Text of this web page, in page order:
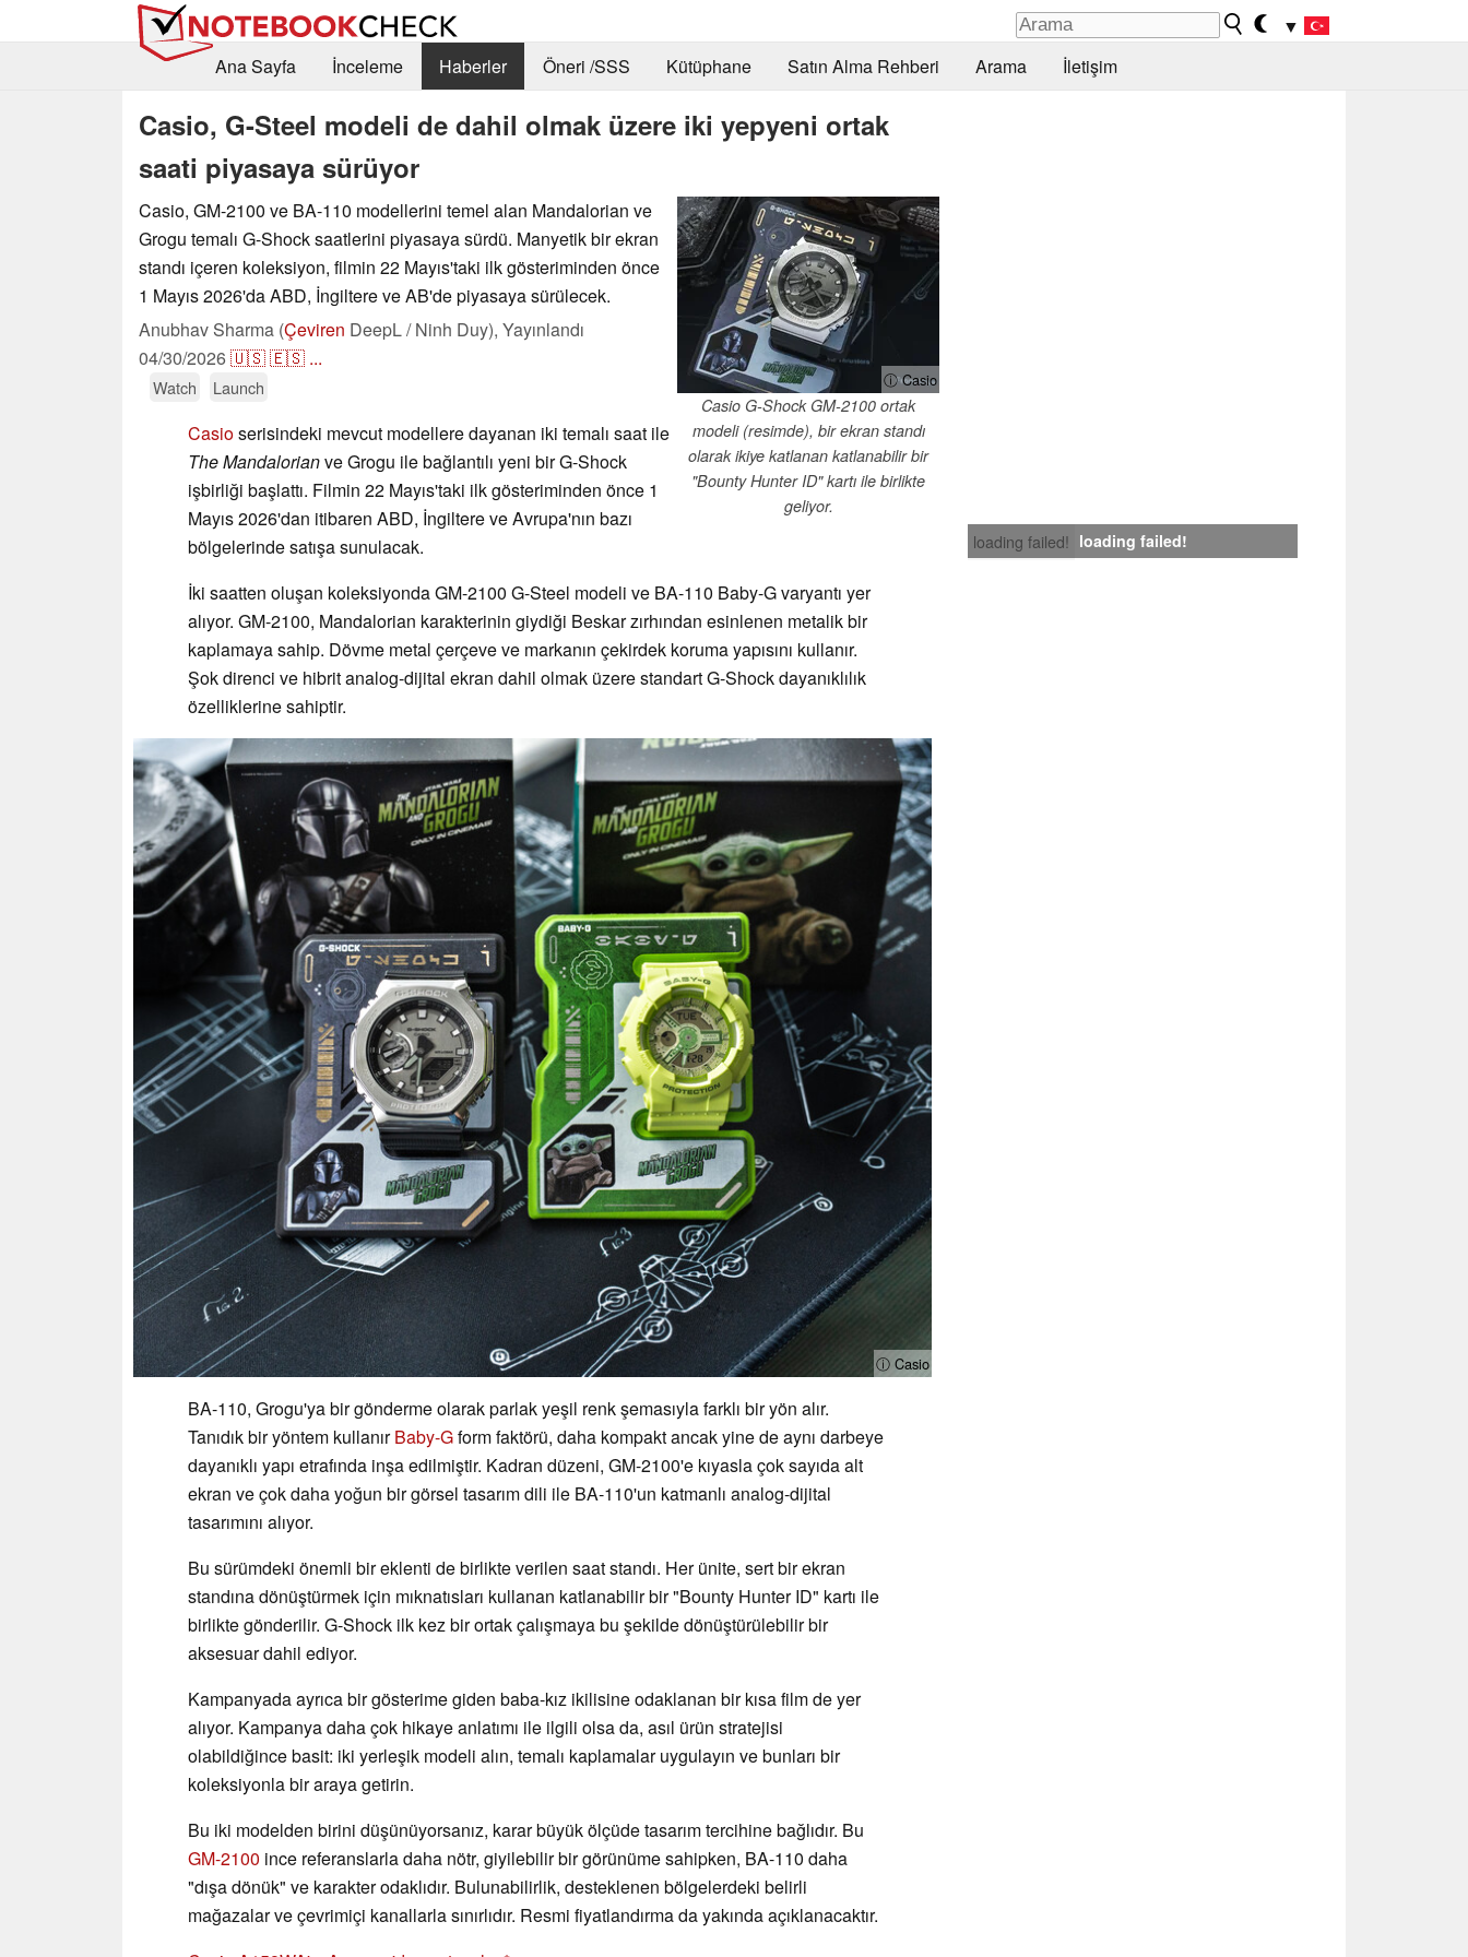
▼
Ana Sayfa
İnceleme Haberler Öneri /SSS Kütüphane Satın Alma Rehberi Arama İletişim
Casio, G-Steel modeli de dahil olmak üzere iki yepyeni ortak
saati piyasaya sürüyor
ⓘ Casio
Casio G-Shock GM-2100 ortak
modeli (resimde), bir ekran standı
olarak ikiye katlanan katlanabilir bir
"Bounty Hunter ID" kartı ile birlikte
geliyor.
Casio, GM-2100 ve BA-110 modellerini temel alan Mandalorian ve
Grogu temalı G-Shock saatlerini piyasaya sürdü. Manyetik bir ekran
standı içeren koleksiyon, filmin 22 Mayıs'taki ilk gösteriminden önce
1 Mayıs 2026'da ABD, İngiltere ve AB'de piyasaya sürülecek.
Anubhav Sharma (Çeviren DeepL / Ninh Duy), Yayınlandı
04/30/2026🇺🇸🇪🇸 ...
Watch Launch
loading failed! loading failed!
Casioserisindeki mevcut modellere dayanan iki temalı saat ile
The Mandalorianve Grogu ile bağlantılı yeni bir G-Shock
işbirliği başlattı. Filmin 22 Mayıs'taki ilk gösteriminden önce 1
Mayıs 2026'dan itibaren ABD, İngiltere ve Avrupa'nın bazı
bölgelerinde satışa sunulacak.
İki saatten oluşan koleksiyonda GM-2100 G-Steel modeli ve BA-110 Baby-G varyantı yer
alıyor. GM-2100, Mandalorian karakterinin giydiği Beskar zırhından esinlenen metalik bir
kaplamaya sahip. Dövme metal çerçeve ve markanın çekirdek koruma yapısını kullanır.
Şok direnci ve hibrit analog-dijital ekran dahil olmak üzere standart G-Shock dayanıklılık
özelliklerine sahiptir.
ⓘ Casio
BA-110, Grogu'ya bir gönderme olarak parlak yeşil renk şemasıyla farklı bir yön alır.
Tanıdık bir yöntem kullanırBaby-Gform faktörü, daha kompakt ancak yine de aynı darbeye
dayanıklı yapı etrafında inşa edilmiştir. Kadran düzeni, GM-2100'e kıyasla çok sayıda alt
ekran ve çok daha yoğun bir görsel tasarım dili ile BA-110'un katmanlı analog-dijital
tasarımını alıyor.
Bu sürümdeki önemli bir eklenti de birlikte verilen saat standı. Her ünite, sert bir ekran
standına dönüştürmek için mıknatısları kullanan katlanabilir bir "Bounty Hunter ID" kartı ile
birlikte gönderilir. G-Shock ilk kez bir ortak çalışmaya bu şekilde dönüştürülebilir bir
aksesuar dahil ediyor.
Kampanyada ayrıca bir gösterime giden baba-kız ikilisine odaklanan bir kısa film de yer
alıyor. Kampanya daha çok hikaye anlatımı ile ilgili olsa da, asıl ürün stratejisi
olabildiğince basit: iki yerleşik modeli alın, temalı kaplamalar uygulayın ve bunları bir
koleksiyonla bir araya getirin.
Bu iki modelden birini düşünüyorsanız, karar büyük ölçüde tasarım tercihine bağlıdır. Bu
GM-2100 ince referanslarla daha nötr, giyilebilir bir görünüme sahipken, BA-110 daha
"dışa dönük" ve karakter odaklıdır. Bulunabilirlik, desteklenen bölgelerdeki belirli
mağazalar ve çevrimiçi kanallarla sınırlıdır. Resmi fiyatlandırma da yakında açıklanacaktır.